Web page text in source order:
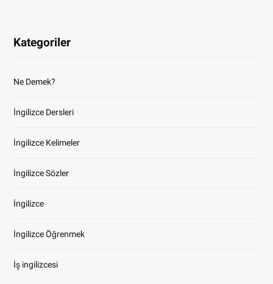
Kategoriler
Ne Demek?
İngilizce Dersleri
İngilizce Kelimeler
İngilizce Sözler
İngilizce
İngilizce Öğrenmek
İş ingilizcesi